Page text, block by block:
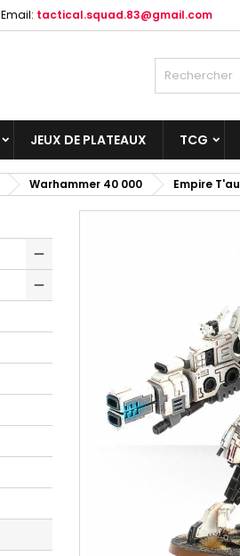
Email: tactical.squad.83@gmail.com
JEUX DE PLATEAUX TCG
Warhammer 40 000 Empire T'au